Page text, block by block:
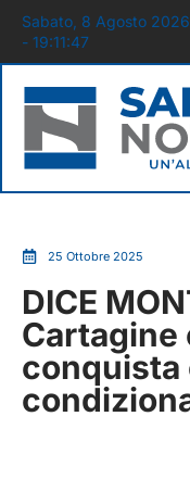
Sabato, 8 Agosto 2026
- 19:11:48
25 Ottobre 2025
DICE
Cartagine
conquista